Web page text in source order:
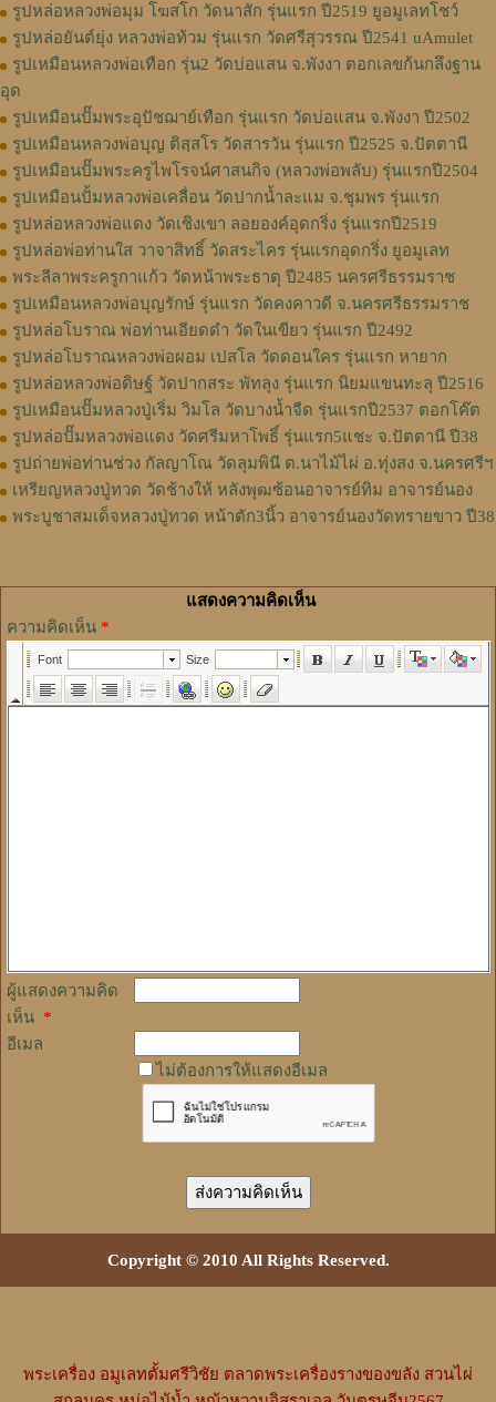
รูปหล่อหลวงพ่อมุม โฆสโก วัดนาสัก รุ่นแรก ปี2519 ยูอมูเลทโชว์
รูปหล่อยันต์ยุ่ง หลวงพ่อท้วม รุ่นแรก วัดศรีสุวรรณ ปี2541 uAmulet
รูปเหมือนหลวงพ่อเทือก รุ่น2 วัดบ่อแสน จ.พังงา ตอกเลขก้นกลึงฐาน
อุด
รูปเหมือนปั๊มพระอุปัชฌาย์เทือก รุ่นแรก วัดบ่อแสน จ.พังงา ปี2502
รูปเหมือนหลวงพ่อบุญ ติสฺสโร วัดสารวัน รุ่นแรก ปี2525 จ.ปัตตานี
รูปเหมือนปั๊มพระครูไพโรจน์ศาสนกิจ (หลวงพ่อพลับ) รุ่นแรกปี2504
รูปเหมือนปั้มหลวงพ่อเคลื่อน วัดปากน้ำละแม จ.ชุมพร รุ่นแรก
รูปหล่อหลวงพ่อแดง วัดเชิงเขา ลอยองค์อุดกริ่ง รุ่นแรกปี2519
รูปหล่อพ่อท่านใส วาจาสิทธิ์ วัดสระไคร รุ่นแรกอุดกริ่ง ยูอมูเลท
พระลีลาพระครูกาแก้ว วัดหน้าพระธาตุ ปี2485 นครศรีธรรมราช
รูปเหมือนหลวงพ่อบุญรักษ์ รุ่นแรก วัดคงคาวดี จ.นครศรีธรรมราช
รูปหล่อโบราณ พ่อท่านเอียดดำ วัดในเขียว รุ่นแรก ปี2492
รูปหล่อโบราณหลวงพ่อผอม เปสโล วัดดอนใคร รุ่นแรก หายาก
รูปหล่อหลวงพ่อดิษฐ์ วัดปากสระ พัทลุง รุ่นแรก นิยมแขนทะลุ ปี2516
รูปเหมือนปั๊มหลวงปู่เริ่ม วิมโล วัดบางน้ำจืด รุ่นแรกปี2537 ตอกโค๊ต
รูปหล่อปั๊มหลวงพ่อแดง วัดศรีมหาโพธิ์ รุ่นแรก5แชะ จ.ปัตตานี ปี38
รูปถ่ายพ่อท่านช่วง กัลญาโณ วัดลุมพินี ต.นาไม้ไผ่ อ.ทุ่งสง จ.นครศรีฯ
เหรียญหลวงปู่ทวด วัดช้างให้ หลังพุฒซ้อนอาจารย์ทิม อาจารย์นอง
พระบูชาสมเด็จหลวงปู่ทวด หน้าตัก3นิ้ว อาจารย์นองวัดทรายขาว ปี38
แสดงความคิดเห็น
ความคิดเห็น *
ผู้แสดงความคิด
เห็น *
อีเมล
ไม่ต้องการให้แสดงอีเมล
Copyright © 2010 All Rights Reserved.
พระเครื่อง อมูเลทตั้มศรีวิชัย ตลาดพระเครื่องรางของขลัง สวนไผ่